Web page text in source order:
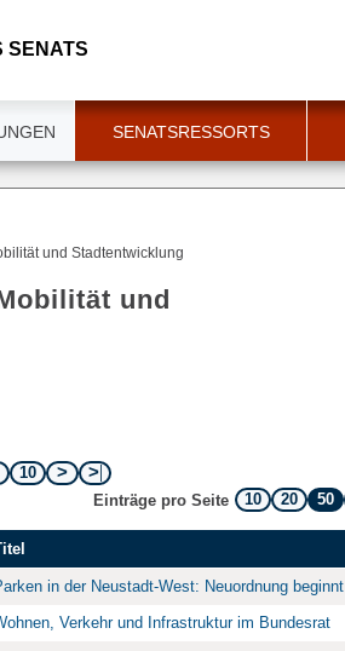
SENATS
SENATSRESSORTS
und Stadtentwicklung
und
10
Einträge pro Seite
10 20 50
in der Neustadt-West: Neuordnung beginnt
Verkehr und Infrastruktur im Bundesrat